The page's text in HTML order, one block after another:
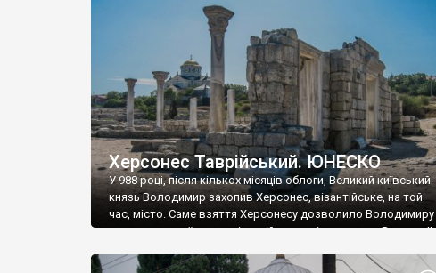
візантійської доби. Раритети викрадені з фондів об’єкту
культурної спадщини ЮНЕСКО «Херсонеса Таврійського».
Офіційно – на виставку «Золото Візантії», але експерти та
влада в Україні вважають це лише […]
Херсонес Таврійський. ЮНЕСКО
У 988 році, після кількох місяців облоги, Великий київський
князь Володимир захопив Херсонес, візантійське, на той
час, місто. Саме взяття Херсонесу дозволило Володимиру
диктувати свої умови візантійському імператору Василю ІІ,
Херсонесі Володимир-язичник, став Василем-